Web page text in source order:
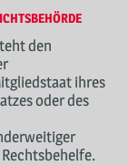
den
ihres
oder des